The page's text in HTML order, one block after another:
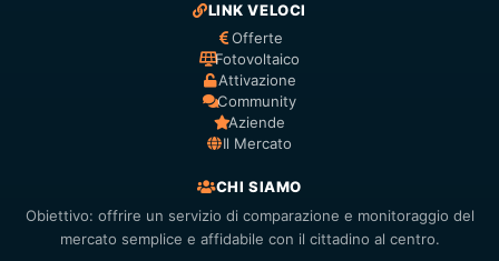
LINK VELOCI
Offerte
Fotovoltaico
Attivazione
Community
Aziende
Il Mercato
CHI SIAMO
Obiettivo: offrire un servizio di comparazione e monitoraggio del
mercato semplice e affidabile con il cittadino al centro.